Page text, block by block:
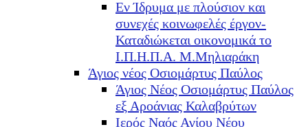
Εν Ίδρυμα με πλούσιον και
συνεχές κοινωφελές έργον-
Καταδιώκεται οικονομικά το
Ι.Π.Η.Π.Α. Μ.Μηλιαράκη
Άγιος νέος Οσιομάρτυς Παύλος
Άγιος Νέος Οσιομάρτυς Παύλος
εξ Αροάνιας Καλαβρύτων
Ιερός Ναός Αγίου Νέου